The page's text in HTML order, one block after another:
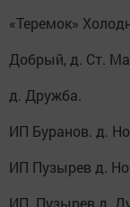
«Теремок»
Добрый, д. Ст.
д. Дружба.
ИП Буранов. д.
ИП Пузырев д.
ИП. Пузырев д.